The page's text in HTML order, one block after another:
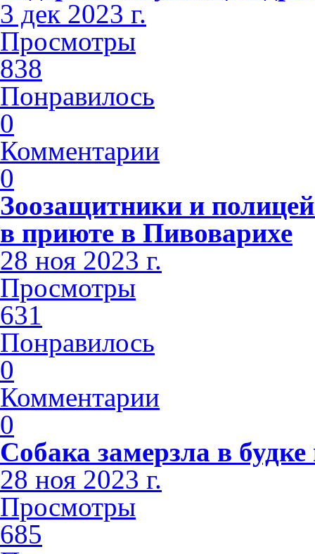
3 дек 2023 г.
Просмотры
838
Понравилось
0
Комментарии
0
Зоозащитники и
в приюте в Пивоварихе
28 ноя 2023 г.
Просмотры
631
Понравилось
0
Комментарии
0
Собака замерзла в
28 ноя 2023 г.
Просмотры
685